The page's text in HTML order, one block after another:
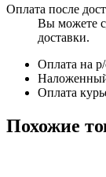
Оплата после
Вы можете
доставки.
Оплата на р/
Оплата
Похожие